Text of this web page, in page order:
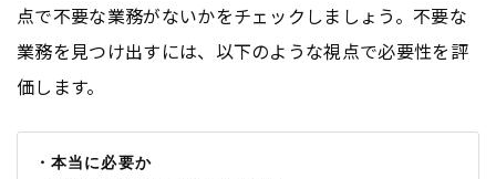
点で不要な業務がないかをチェックしましょう。不要な
業務を見つけ出すには、以下のような視点で必要性を評
価します。
・本当に必要か